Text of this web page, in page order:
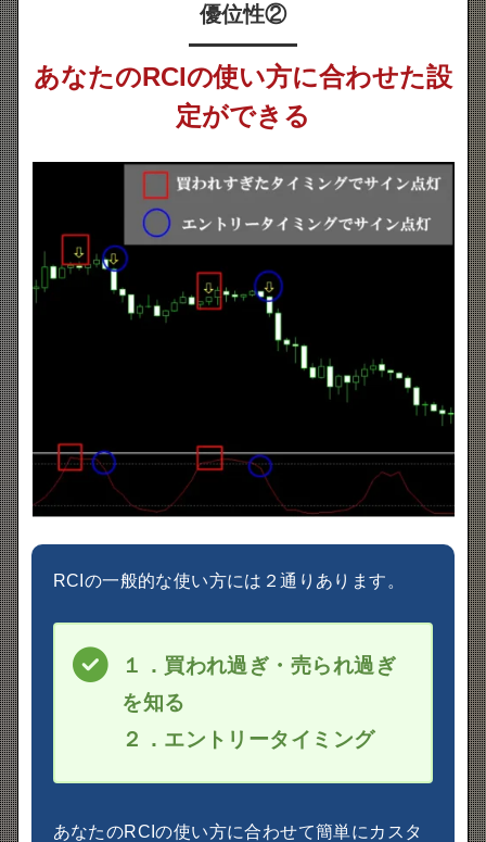
優位性②
あなたのRCIの使い方に合わせた設
定ができる
RCIの一般的な使い方には２通りあります。
１．買われ過ぎ・売られ過ぎ
を知る
２．エントリータイミング
あなたのRCIの使い方に合わせて簡単にカスタ